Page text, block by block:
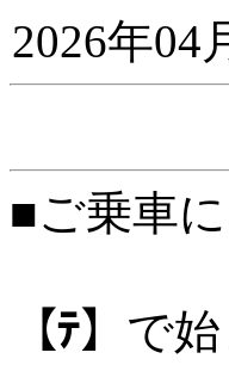
2026年04
■ご乗車
【ﾃ】 で